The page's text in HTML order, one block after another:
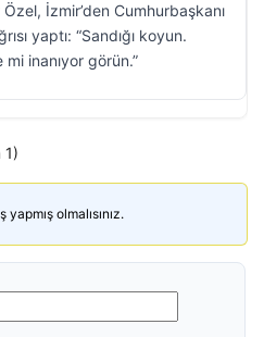
İzmir’den Cumhurbaşkanı
yaptı: “Sandığı koyun.
inanıyor görün.”
1)
olmalısınız.